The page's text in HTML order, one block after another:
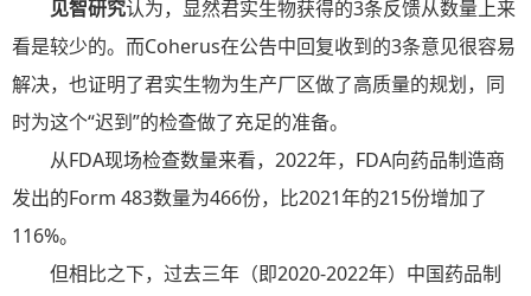
见智研究认为，显然君实生物获得的3条反馈从数量上来
看是较少的。而Coherus在公告中回复收到的3条意见很容易
解决，也证明了君实生物为生产厂区做了高质量的规划，同
时为这个“迟到”的检查做了充足的准备。
从FDA现场检查数量来看，2022年，FDA向药品制造商
发出的Form 483数量为466份，比2021年的215份增加了
116%。
但相比之下，过去三年（即2020-2022年）中国药品制